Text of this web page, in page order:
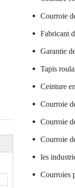
Tapis
les
Courroies